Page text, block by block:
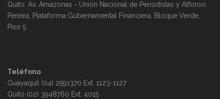
Quito: Av. Amazonas - Unión Nacional de Periodistas y Alfonso
Pereira, Plataforma Gubernamental Financiera, Bloque Verde,
Piso 5
Teléfono
Guayaquil (04) 2591370 Ext. 1123-1127
Quito (02) 3948760 Ext. 4015